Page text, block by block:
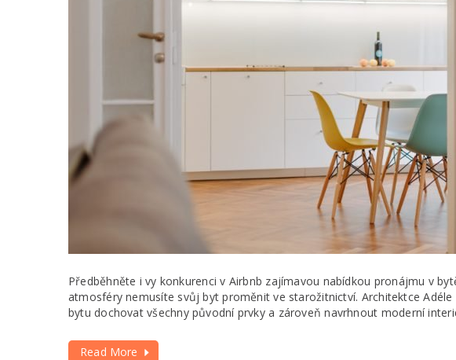
Předběhněte i vy konkurenci v Airbnb zajímavou nabídkou pronájmu v
atmosféry nemusíte svůj byt proměnit ve starožitnictví. Architektce
bytu dochovat všechny původní prvky a zároveň navrhnout moderní
Read More